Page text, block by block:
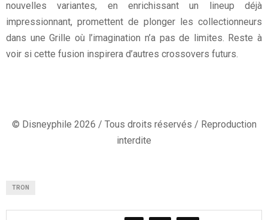
nouvelles variantes, en enrichissant un lineup déjà
impressionnant, promettent de plonger les collectionneurs
dans une Grille où l’imagination n’a pas de limites. Reste à
voir si cette fusion inspirera d’autres crossovers futurs.
© Disneyphile 2026 / Tous droits réservés / Reproduction
interdite
TRON